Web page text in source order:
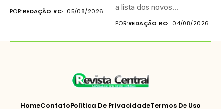
celebrar o...
POR:REDAÇÃO RC 05/08/2026
a lista dos novos...
POR:REDAÇÃO RC 04/08/2026
HomeContatoPolítica De PrivacidadeTermos De Uso